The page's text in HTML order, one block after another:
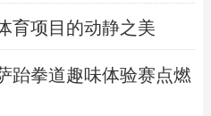
育项目的动静之美
跆拳道趣味体验赛点燃